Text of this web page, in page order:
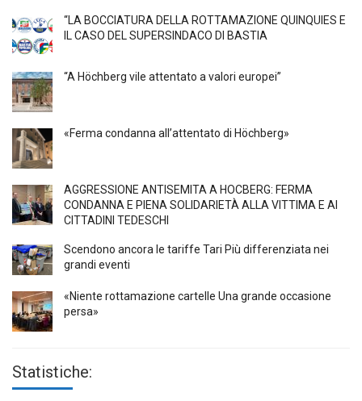
“LA BOCCIATURA DELLA ROTTAMAZIONE QUINQUIES E
IL CASO DEL SUPERSINDACO DI BASTIA
“A Höchberg vile attentato a valori europei”
«Ferma condanna all’attentato di Höchberg»
AGGRESSIONE ANTISEMITA A HÖCBERG: FERMA
CONDANNA E PIENA SOLIDARIETÀ ALLA VITTIMA E AI
CITTADINI TEDESCHI
Scendono ancora le tariffe Tari Più differenziata nei
grandi eventi
«Niente rottamazione cartelle Una grande occasione
persa»
Statistiche: